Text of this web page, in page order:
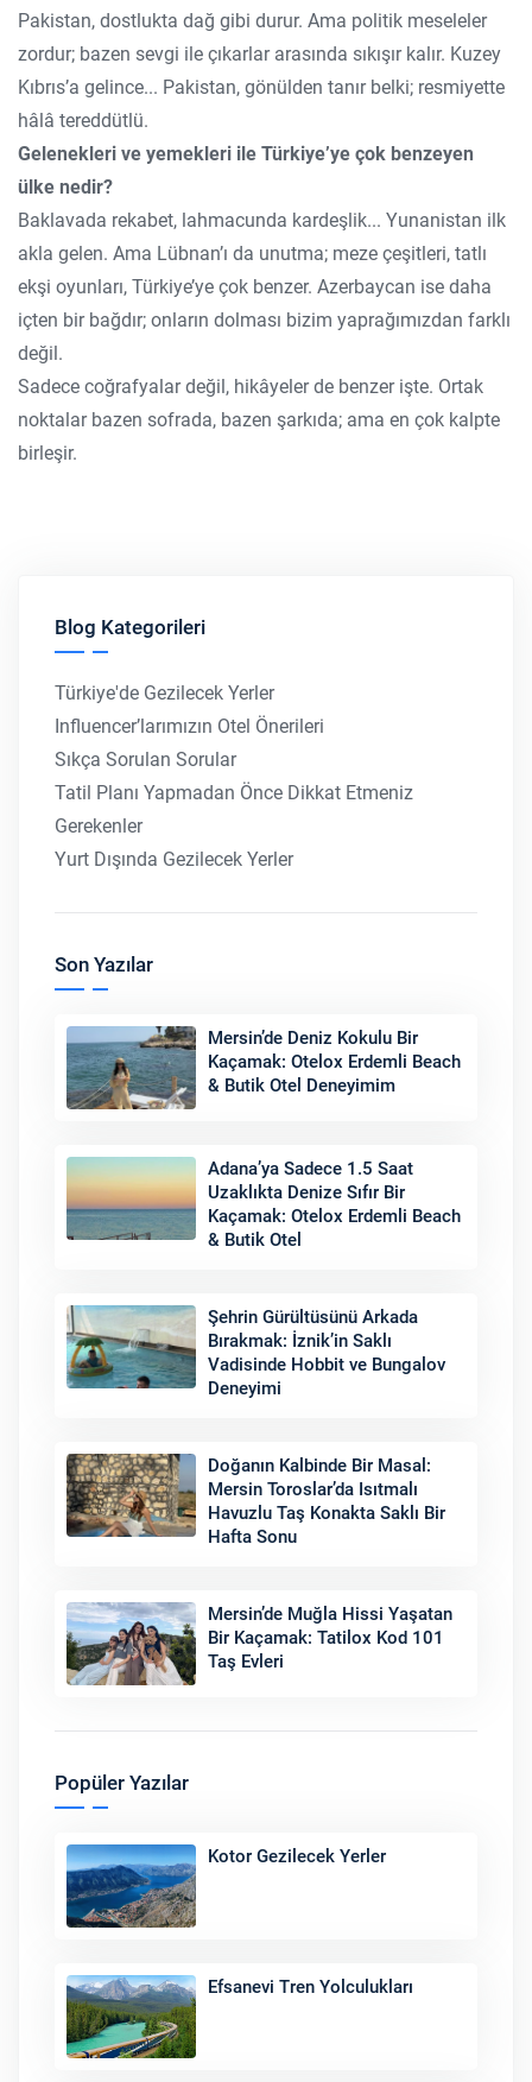
Pakistan, dostlukta dağ gibi durur. Ama politik meseleler
zordur; bazen sevgi ile çıkarlar arasında sıkışır kalır. Kuzey
Kıbrıs’a gelince... Pakistan, gönülden tanır belki; resmiyette
hâlâ tereddütlü.
Gelenekleri ve yemekleri ile Türkiye’ye çok benzeyen
ülke nedir?
Baklavada rekabet, lahmacunda kardeşlik... Yunanistan ilk
akla gelen. Ama Lübnan’ı da unutma; meze çeşitleri, tatlı
ekşi oyunları, Türkiye’ye çok benzer. Azerbaycan ise daha
içten bir bağdır; onların dolması bizim yaprağımızdan farklı
değil.
Sadece coğrafyalar değil, hikâyeler de benzer işte. Ortak
noktalar bazen sofrada, bazen şarkıda; ama en çok kalpte
birleşir.
Blog Kategorileri
Türkiye'de Gezilecek Yerler
Influencer’larımızın Otel Önerileri
Sıkça Sorulan Sorular
Tatil Planı Yapmadan Önce Dikkat Etmeniz
Gerekenler
Yurt Dışında Gezilecek Yerler
Son Yazılar
Mersin’de Deniz Kokulu Bir
Kaçamak: Otelox Erdemli Beach
& Butik Otel Deneyimim
Adana’ya Sadece 1.5 Saat
Uzaklıkta Denize Sıfır Bir
Kaçamak: Otelox Erdemli Beach
& Butik Otel
Şehrin Gürültüsünü Arkada
Bırakmak: İznik’in Saklı
Vadisinde Hobbit ve Bungalov
Deneyimi
Doğanın Kalbinde Bir Masal:
Mersin Toroslar’da Isıtmalı
Havuzlu Taş Konakta Saklı Bir
Hafta Sonu
Mersin’de Muğla Hissi Yaşatan
Bir Kaçamak: Tatilox Kod 101
Taş Evleri
Popüler Yazılar
Kotor Gezilecek Yerler
Efsanevi Tren Yolculukları